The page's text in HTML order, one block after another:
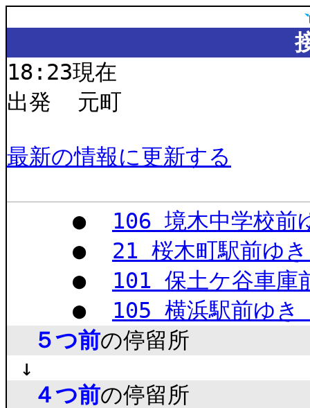
18:23現在
出発 元町
最新の情報に更新する
● 106 境木中学校
● 21 桜木町駅前ゆ
● 101 保土ケ谷車
● 105 横浜駅前ゆ
５つ前の停留所
↓
４つ前の停留所